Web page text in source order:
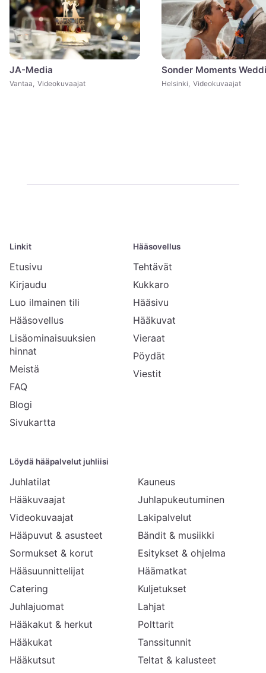
JA-Media
Vantaa Videokuvaajat
Sonder Moments
Helsinki Videokuvaajat
Linkit
Etusivu
Kirjaudu
Luo ilmainen tili
Hääsovellus
Lisäominaisuuksien
hinnat
Meistä
FAQ
Blogi
Sivukartta
Hääsovellus
Tehtävät
Kukkaro
Hääsivu
Hääkuvat
Vieraat
Pöydät
Viestit
Löydä hääpalvelut juhliisi
Juhlatilat
Hääkuvaajat
Videokuvaajat
Hääpuvut & asusteet
Sormukset & korut
Hääsuunnittelijat
Catering
Juhlajuomat
Hääkakut & herkut
Hääkukat
Hääkutsut
Kauneus
Juhlapukeutuminen
Lakipalvelut
Bändit & musiikki
Esitykset & ohjelma
Häämatkat
Kuljetukset
Lahjat
Polttarit
Tanssitunnit
Teltat & kalusteet